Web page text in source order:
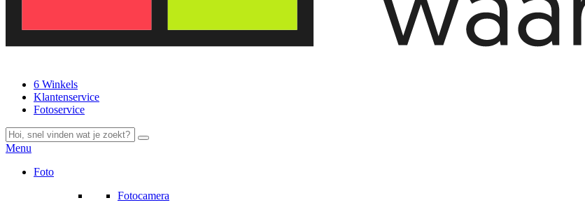
6 Winkels
Klantenservice
Fotoservice
Menu
Foto
Fotocamera